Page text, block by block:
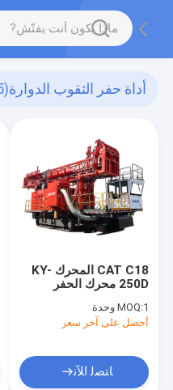
أداة حفر الثقوب الدوارة(15)
CAT C18 المحرك KY-
250D محرك الحفر
ضاغط الهواء
MOQ:1 وحدة
أحصل على آخر سعر
ﺎﺘﺼﻟ ﺍﻶﻧ